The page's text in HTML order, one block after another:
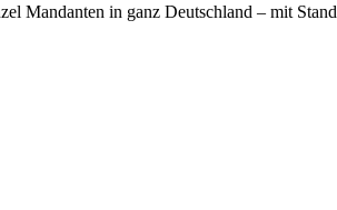
Mandanten in ganz Deutschland – mit